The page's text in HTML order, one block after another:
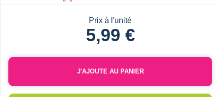
Prix à l'unité
5,99 €
J'AJOUTE AU PANIER